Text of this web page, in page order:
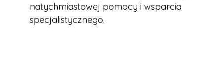
natychmiastowej pomocy i wsparcia
specjalistycznego.